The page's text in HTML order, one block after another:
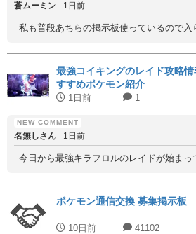
蒼ムーミン 1日前
私も普段あちらの掲示板使っているので入
最強コイキングのレイド攻略
すすめポケモン紹介
1日前 1
名無しさん 1日前
今日から最強キラフロルのレイドが始まっ
ポケモン通信交換 募集掲示板
10日前 41102